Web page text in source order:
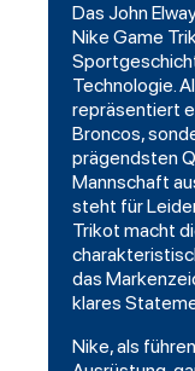
Das John
Nike Game
Technologie.
repräsentiert
Broncos,
prägendsten
Mannschaft
steht für
Trikot macht
das
klares
Nike, als